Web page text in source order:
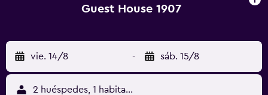
Guest House 1907
vie. 14/8 - sáb. 15/8
2 huéspedes, 1 habitación